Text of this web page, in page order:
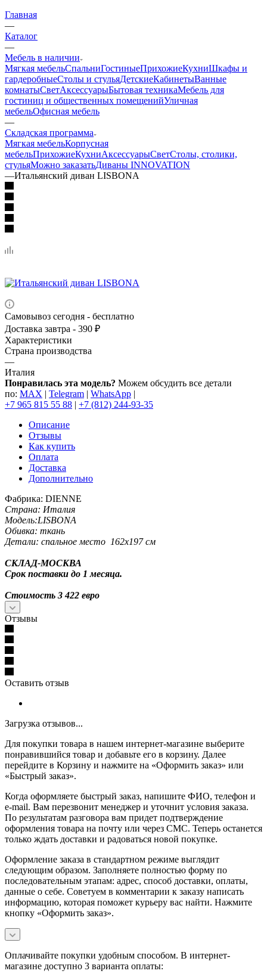
Главная
—
Каталог
—
Мебель в наличии
Мягкая мебельСпальниГостиныеПрихожиеКухниШкафы и
гардеробныеСтолы и стульяДетскиеКабинетыВанные
комнатыСветАксессуарыБытовая техникаМебель для
гостиниц и общественных помещенийУличная
мебельОфисная мебель
—
Складская программа
Мягкая мебельКорпусная
мебельПрихожиеКухниАксессуарыСветСтолы, столики,
стульяМожно заказатьДиваны INNOVATION
—Итальянский диван LISBONA
Самовывоз сегодня - бесплатно
Доставка завтра - 390 ₽
Характеристики
Страна производства
—
Италия
Понравилась эта модель? Можем обсудить все детали
по: MAX | Telegram | WhatsApp |
+7 965 815 55 88 | +7 (812) 244-93-35
Описание
Отзывы
Как купить
Оплата
Доставка
Дополнительно
Фабрика: DIENNE
Страна: Италия
Модель:LISBONA
Обивка: ткань
Детали: спальное место 162х197 см
СКЛАД-МОСКВА
Срок поставки до 1 месяца.
Стоимость 3 422 евро
Отзывы
Оставить отзыв
Загрузка отзывов...
Для покупки товара в нашем интернет-магазине выберите
понравившийся товар и добавьте его в корзину. Далее
перейдите в Корзину и нажмите на «Оформить заказ» или
«Быстрый заказ».
Когда оформляете быстрый заказ, напишите ФИО, телефон и
e-mail. Вам перезвонит менеджер и уточнит условия заказа.
По результатам разговора вам придет подтверждение
оформления товара на почту или через СМС. Теперь останется
только ждать доставки и радоваться новой покупке.
Оформление заказа в стандартном режиме выглядит
следующим образом. Заполняете полностью форму по
последовательным этапам: адрес, способ доставки, оплаты,
данные о себе. Советуем в комментарии к заказу написать
информацию, которая поможет курьеру вас найти. Нажмите
кнопку «Оформить заказ».
Оплачивайте покупки удобным способом. В интернет-
магазине доступно 3 варианта оплаты: